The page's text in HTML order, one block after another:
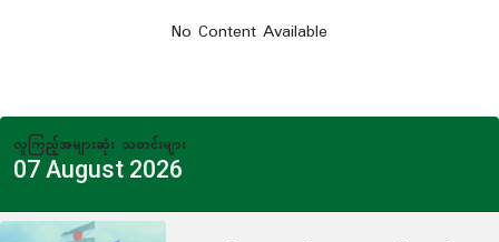
No Content Available
လူကြည့်အများဆုံး သတင်းများ
07 August 2026